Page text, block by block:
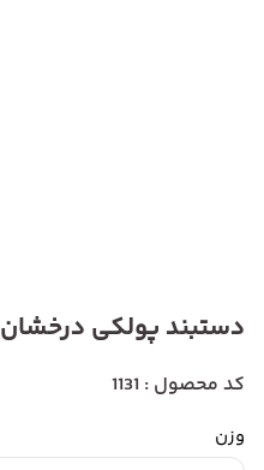
دستبند پولکی درخشان
کد محصول : 1131
وزن